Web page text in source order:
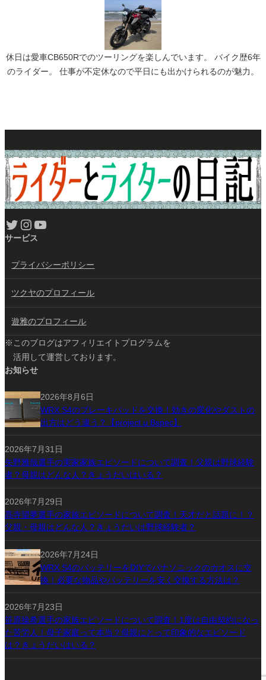
休日は愛車CB650Rでのツーリングを楽しんでいます。 バイク歴6年
のライダー。 仕事が不定休なので平日にも出かけられるのが魅力。
Twitter Instagram YouTube
サービス
プライバシーポリシー
ツクヤのプロフィール
遊雅のプロフィール
※このブログはアフィリエイトプログラムを
活用して運営しております。
お知らせ
2026年8月6日
WRX S4のブレーキパッドを交換！効きの変化やダストの
出方はどう違う？【project μ Bspec】
2026年7月31日
矢野雅哉選手の実家家族エピソードについて調査！父親は野球経験
者？母親はどんな人？きょうだいはいる？
2026年7月29日
髙寺望夢選手の家族エピソードについて調査！天才だと話題に！？
父親・母親はどんな人？きょうだいは野球経験者？
2026年7月24日
WRX S4のバッテリーをDIYでパナソニックのカオスに交
換！必要な物品やバッテリーを安く交換する方法は？
2026年7月23日
笹原操希選手の家族エピソードについて調査！1度は自由契約になっ
た苦労人！母子家庭って本当？母親にとって印象的なエピソード
は？きょうだいはいる？